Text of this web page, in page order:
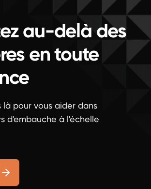
au-delà des
en toute
là pour vous aider dans
d'embauche à l'échelle